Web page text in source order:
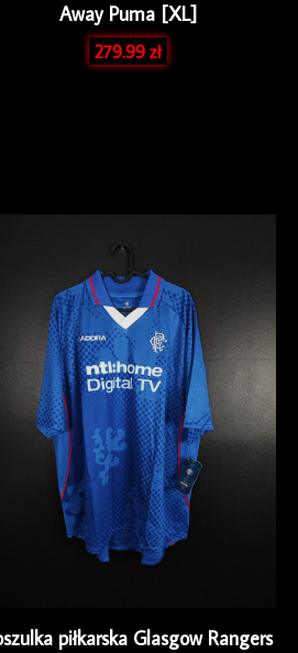
Away Puma [XL]
279.99zł
piłkarska Glasgow Rangers